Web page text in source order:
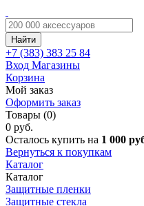
Найти
+7 (383) 383 25 84
Вход Магазины
Корзина
Мой заказ
Оформить заказ
Товары (0)
0 руб.
Осталось купить на 1 000
Вернуться к покупкам
Каталог
Каталог
Защитные пленки
Защитные стекла